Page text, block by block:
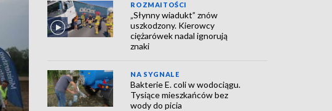
ROZMAITOŚCI
„Słynny wiadukt” znów
uszkodzony. Kierowcy
ciężarówek nadal ignorują
znaki
NA SYGNALE
Bakterie E. coli w wodociągu.
Tysiące mieszkańców bez
wody do picia